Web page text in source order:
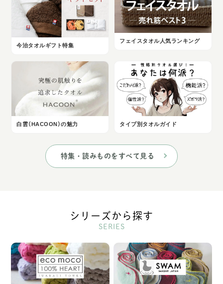
今治タオルギフト特集
フェイスタオル人気ランキング
白雲（HACOON）の魅力 タイプ別タオルガイド
特集・読みものをすべて見る
シリーズから探す
SERIES